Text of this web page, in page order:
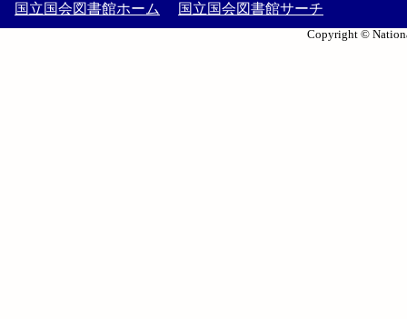
国立国会図書館ホーム 国立国会図書館サーチ
Copyright ©